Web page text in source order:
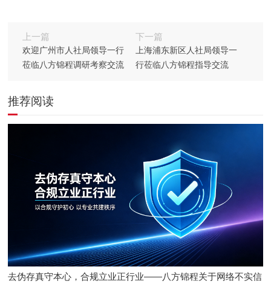
上一篇
欢迎广州市人社局领导一行
莅临八方锦程调研考察交流
下一篇
上海浦东新区人社局领导一
行莅临八方锦程指导交流
推荐阅读
去伪存真守本心，合规立业正行业——八方锦程关于网络不实信